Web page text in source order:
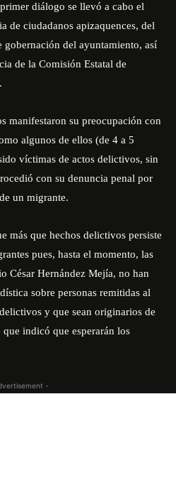
diálogo se llevó a cabo el
de ciudadanos apizaquences, del
del ayuntamiento, así
de la Comisión Estatal de
manifestaron su preocupación con
algunos de ellos (de 4 a 5
víctimas de actos delictivos, sin
con su denuncia penal por
un migrante.
más que hechos delictivos persiste
pues, hasta el momento, las
César Hernández Mejía, no han
sobre personas remitidas al
y que sean originarios de
indicó que esperarán los
-